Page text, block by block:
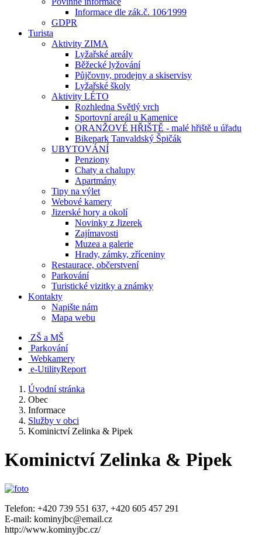
Informace dle zák.č. 106⁄1999
GDPR
Turista
Aktivity ZIMA
Lyžařské areály
Běžecké lyžování
Půjčovny, prodejny a skiservisy
Lyžařské školy
Aktivity LÉTO
Rozhledna Světlý vrch
Sportovní areál u Kamenice
ORANŽOVÉ HŘIŠTĚ - malé hřiště u úřadu
Bikepark Tanvaldský Špičák
UBYTOVÁNÍ
Penziony
Chaty a chalupy
Apartmány
Tipy na výlet
Webové kamery
Jizerské hory a okolí
Novinky z Jizerek
Zajímavosti
Muzea a galerie
Hrady, zámky, zříceniny
Restaurace, občerstvení
Parkování
Turistické vizitky a známky
Kontakty
Napište nám
Mapa webu
ZŠ a MŠ
Parkování
Webkamery
e-UtilityReport
Úvodní stránka
Obec
Informace
Služby v obci
Kominictví Zelinka & Pipek
Kominictví Zelinka & Pipek
Telefon: +420 739 551 637, +420 605 457 291
E-mail: kominyjbc@email.cz
http://www.kominyjbc.cz/